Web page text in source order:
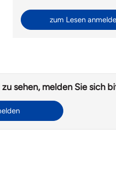
Niveau. zum Lesen
sehen, melden Sie sich